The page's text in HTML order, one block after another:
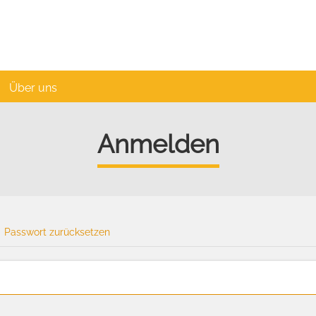
Über uns
Anmelden
Passwort zurücksetzen